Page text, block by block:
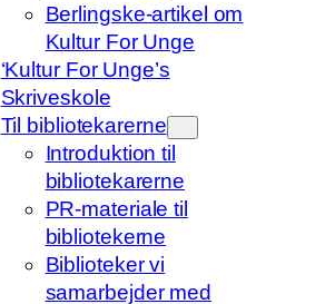
Berlingske-artikel om
Kultur For Unge
‘Kultur For Unge’s
Skriveskole
Til bibliotekarerne
Introduktion til
bibliotekarerne
PR-materiale til
bibliotekerne
Biblioteker vi
samarbejder med